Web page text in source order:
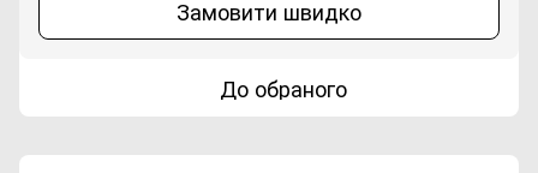
Замовити швидко
До обраного